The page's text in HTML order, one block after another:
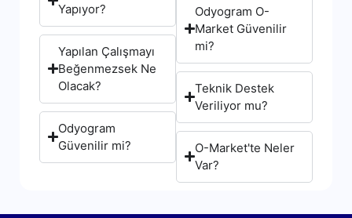
Yapıyor?
Yapılan Çalışmayı
Beğenmezsek Ne
Olacak?
Odyogram
Güvenilir mi?
Odyogram O-
Market Güvenilir
mi?
Teknik Destek
Veriliyor mu?
O-Market'te Neler
Var?